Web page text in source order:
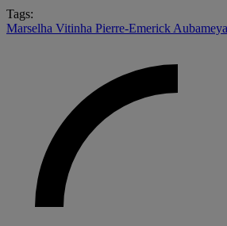
Tags:
Marselha Vitinha Pierre-Emerick